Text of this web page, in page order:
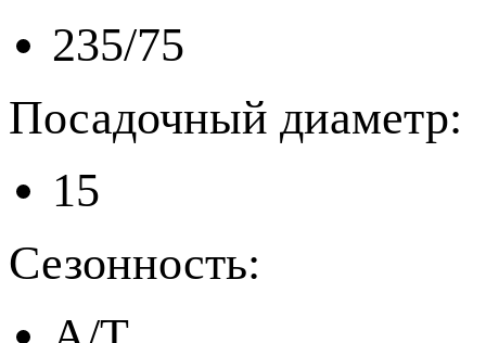
235/75
Посадочный диаметр:
15
Сезонность: